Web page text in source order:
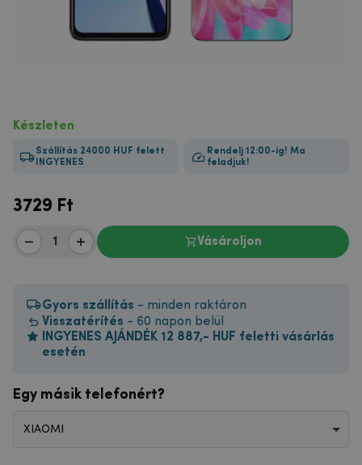
Készleten
Szállítás 24000 HUF felett
INGYENES
Rendelj 12:00-ig! Ma
feladjuk!
3729 Ft
Vásároljon
Gyors szállítás - minden raktáron
Visszatérítés - 60 napon belül
INGYENES AJÁNDÉK 12 887,- HUF feletti vásárlás
esetén
Egy másik telefonért?
XIAOMI